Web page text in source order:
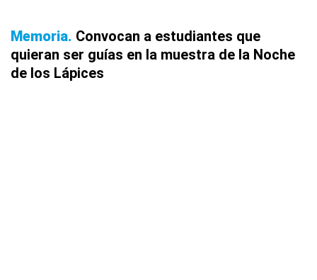
Memoria Convocan a estudiantes que
quieran ser guías en la muestra de la Noche
de los Lápices